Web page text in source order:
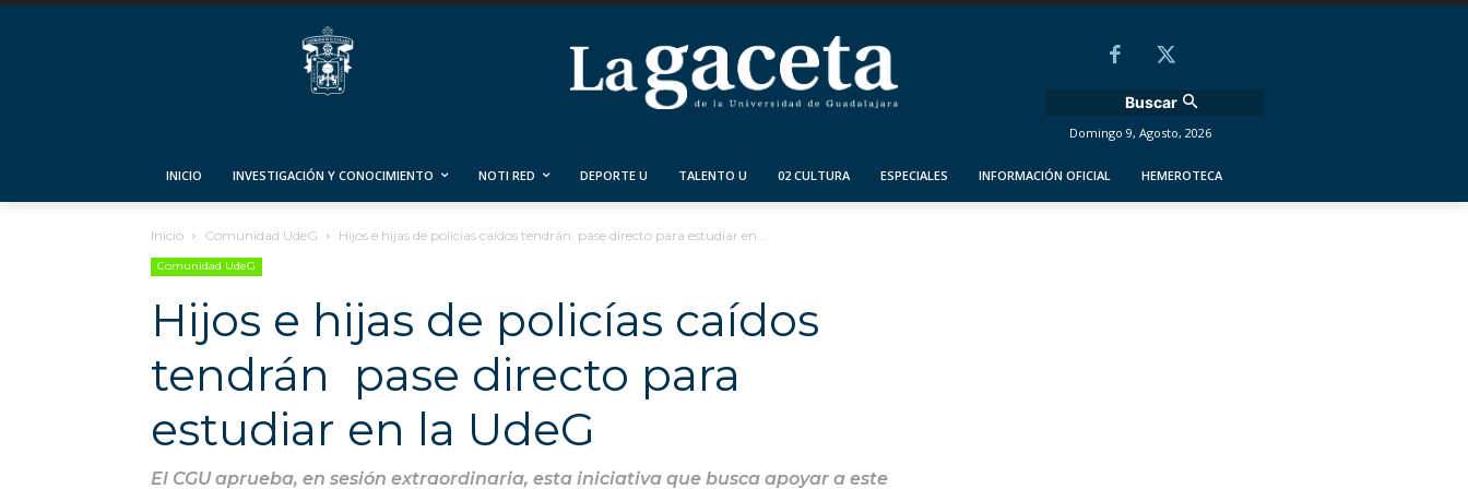
Buscar
Domingo 9, Agosto, 2026
INICIO INVESTIGACIÓN Y CONOCIMIENTO NOTI RED DEPORTE U TALENTO U 02 CULTURA ESPECIALES INFORMACIÓN OFICIAL HEMEROTECA
Inicio Comunidad UdeG Hijos e hijas de policías caídos tendrán pase directo para estudiar en...
Comunidad UdeG
Hijos e hijas de policías caídos
tendrán pase directo para
estudiar en la UdeG
El CGU aprueba, en sesión extraordinaria, esta iniciativa que busca apoyar a este